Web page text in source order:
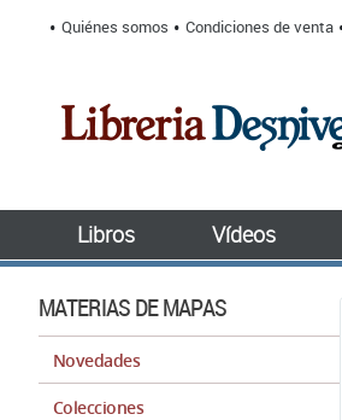
Quiénes somos Condiciones de venta
Libros Vídeos
MATERIAS DE MAPAS
Novedades
Colecciones